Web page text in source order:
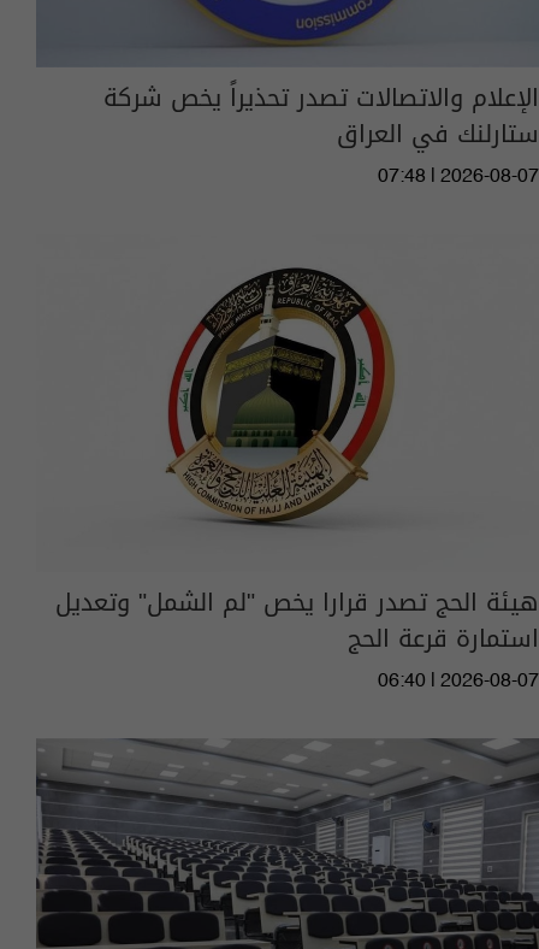
الإعلام والاتصالات تصدر تحذيراً يخص شركة
ستارلنك في العراق
07:48 | 2026-08-07
هيئة الحج تصدر قرارا يخص "لم الشمل" وتعديل
استمارة قرعة الحج
06:40 | 2026-08-07